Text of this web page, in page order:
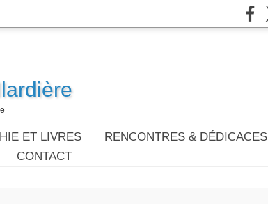
ET LIVRES RENCONTRES & DÉDICACES
CONTACT